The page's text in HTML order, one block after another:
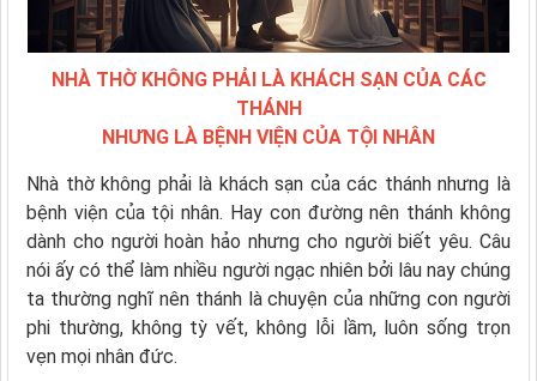
NHÀ THỜ KHÔNG PHẢI LÀ KHÁCH SẠN CỦA CÁC
THÁNH
NHƯNG LÀ BỆNH VIỆN CỦA TỘI NHÂN
Nhà thờ không phải là khách sạn của các thánh nhưng là
bệnh viện của tội nhân. Hay con đường nên thánh không
dành cho người hoàn hảo nhưng cho người biết yêu. Câu
nói ấy có thể làm nhiều người ngạc nhiên bởi lâu nay chúng
ta thường nghĩ nên thánh là chuyện của những con người
phi thường, không tỳ vết, không lỗi lầm, luôn sống trọn
vẹn mọi nhân đức.